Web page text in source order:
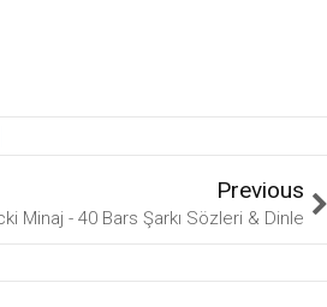
Previous
Minaj - 40 Bars Şarkı Sözleri & Dinle